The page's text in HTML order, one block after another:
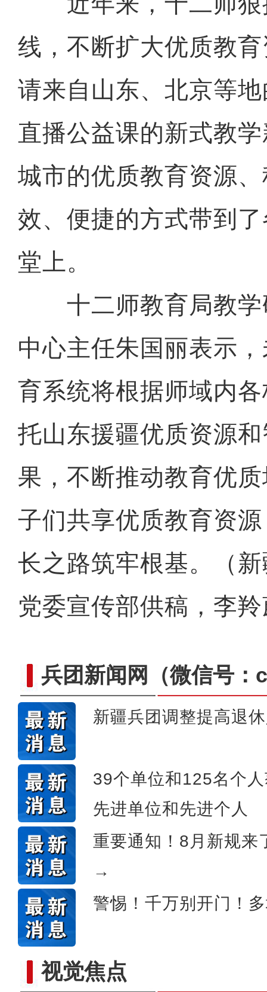
线，不断扩大优质教
请来自山东、北京等
直播公益课的新式教
城市的优质教育资源
效、便捷的方式带到
堂上。
十二师教育局教学
中心主任朱国丽表示
育系统将根据师域内
托山东援疆优质资源
果，不断推动教育优
子们共享优质教育资
长之路筑牢根基。（
党委宣传部供稿，李
兵团新闻网 （微信号
新疆兵团调整提高退
39个单位和125名个
先进单位和先进个人
重要通知！8月新规来
→
警惕！千万别开门！
视觉焦点
共享文化盛宴 共话兵地融
“阿克苏好地方•旅游篇